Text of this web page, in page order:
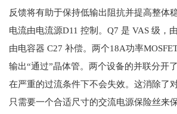
反馈将有助于保持低输出阻抗并提高整体
电流由电流源D11 控制。Q7 是 VAS 级，
由电容器 C27 补偿。两个18A功率
输出“通过”晶体管。两个设备的并联分开
在严重的过流条件下不会失效。这消除了
只需要一个合适尺寸的交流电源保险丝来